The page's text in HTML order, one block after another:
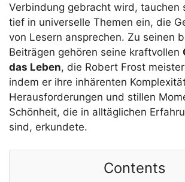
Verbindung gebracht wird, tauchen
tief in universelle Themen ein, die
von Lesern ansprechen. Zu seinen
Beiträgen gehören seine kraftvollen
das Leben, die Robert Frost
indem er ihre inhärenten
Herausforderungen und stillen
Schönheit, die in alltäglichen
sind, erkundete.
Contents